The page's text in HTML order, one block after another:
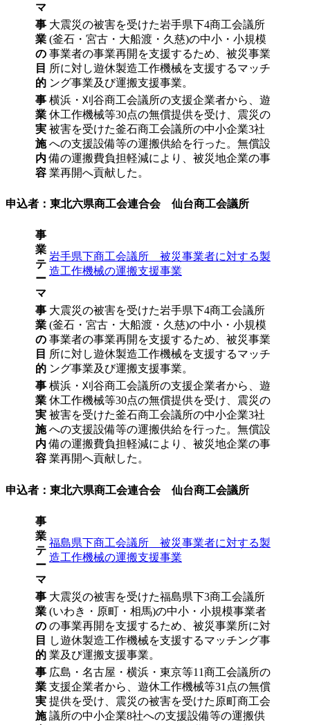
マ
事
業
の
目
的
大震災の被害を受けた岩手県下4商工会議所
(釜石・宮古・大船渡・久慈)の中小・小規模
事業者の事業再開を支援するため、被災事業
所に対し遊休製造工作機械を支援するマッチ
ング事業及び運搬支援事業。
事
業
実
施
内
容
横浜・刈谷商工会議所の支援企業者から、遊
休工作機械等30点の無償提供を受け、震災の
被害を受けた釜石商工会議所の中小企業3社
への支援設備等の運搬供給を行った。無償設
備の運搬費負担軽減により、被災地企業の事
業再開へ貢献した。
申込者：東北六県商工会連合会 仙台商工会議所
事
業
テ
ー
マ
岩手県下商工会議所 被災事業者に対する製
造工作機械の運搬支援事業
事
業
の
目
的
大震災の被害を受けた岩手県下4商工会議所
(釜石・宮古・大船渡・久慈)の中小・小規模
事業者の事業再開を支援するため、被災事業
所に対し遊休製造工作機械を支援するマッチ
ング事業及び運搬支援事業。
事
業
実
施
内
容
横浜・刈谷商工会議所の支援企業者から、遊
休工作機械等30点の無償提供を受け、震災の
被害を受けた釜石商工会議所の中小企業3社
への支援設備等の運搬供給を行った。無償設
備の運搬費負担軽減により、被災地企業の事
業再開へ貢献した。
申込者：東北六県商工会連合会 仙台商工会議所
事
業
テ
ー
マ
福島県下商工会議所 被災事業者に対する製
造工作機械の運搬支援事業
事
業
の
目
的
大震災の被害を受けた福島県下3商工会議所
(いわき・原町・相馬)の中小・小規模事業者
の事業再開を支援するため、被災事業所に対
し遊休製造工作機械を支援するマッチング事
業及び運搬支援事業。
事
業
実
施
広島・名古屋・横浜・東京等11商工会議所の
支援企業者から、遊休工作機械等31点の無償
提供を受け、震災の被害を受けた原町商工会
議所の中小企業8社への支援設備等の運搬供